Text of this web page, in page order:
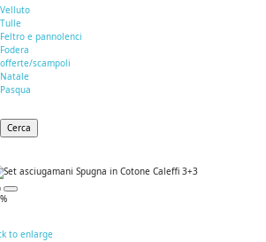
Velluto
Tulle
Feltro e pannolenci
Fodera
offerte/scampoli
Natale
Pasqua
Cerca
to enlarge